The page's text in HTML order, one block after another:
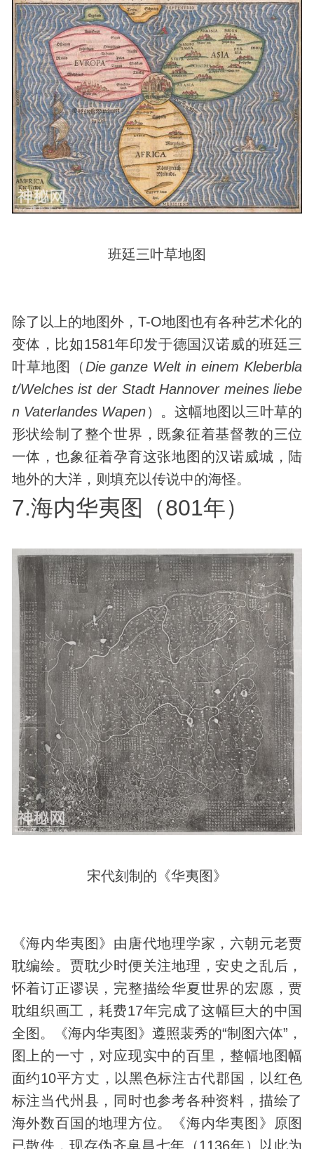
班廷三叶草地图
除了以上的地图外，T-O地图也有各种艺术化的
变体，比如1581年印发于德国汉诺威的班廷三
叶草地图（ Die ganze Welt in einem Kleberbla
t/Welches ist der Stadt Hannover meines liebe
n Vaterlandes Wapen）。这幅地图以三叶草的
形状绘制了整个世界，既象征着基督教的三位
一体，也象征着孕育这张地图的汉诺威城，陆
地外的大洋，则填充以传说中的海怪。
7.海内华夷图（801年）
宋代刻制的《华夷图》
《海内华夷图》由唐代地理学家，六朝元老贾
耽编绘。贾耽少时便关注地理，安史之乱后，
怀着订正谬误，完整描绘华夏世界的宏愿，贾
耽组织画工，耗费17年完成了这幅巨大的中国
全图。《海内华夷图》遵照裴秀的“制图六体”，
图上的一寸，对应现实中的百里，整幅地图幅
面约10平方丈，以黑色标注古代郡国，以红色
标注当代州县，同时也参考各种资料，描绘了
海外数百国的地理方位。《海内华夷图》原图
已散佚，现存伪齐阜昌七年（1136年）以此为